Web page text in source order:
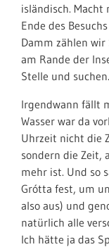
isländisch.
Ende des
Damm zählen
am Rande der
Stelle und suchen.
Irgendwann fällt
Wasser war da
Uhrzeit nicht die
sondern die Zeit,
mehr ist. Und so
Grótta fest, um
also aus) und
natürlich alle
Ich hätte ja das